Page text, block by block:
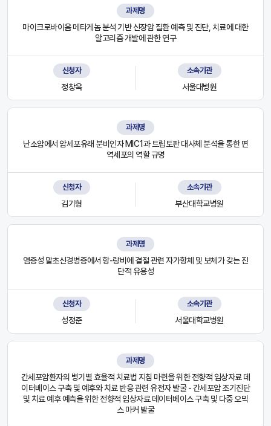
과제명
마이크로바이옴 메타게놈 분석 기반 신장암 질환 예측 및 진단, 치료에 대한
알고리즘 개발에 관한 연구
신청자
정창욱
소속기관
서울대병원
과제명
난소암에서 암세포유래 분비인자 MIC1과 트립토판 대사체 분석을 통한 면
역세포의 역할 규명
신청자
김기형
소속기관
부산대학교병원
과제명
염증성 말초신경병증에서 항-랑비에 결절 관련 자가항체 및 보체가 갖는 진
단적 유용성
신청자
성정준
소속기관
서울대학교병원
과제명
간세포암환자의 병기별 효율적 치료법 지침 마련을 위한 전향적 임상자료 데
이터베이스 구축 및 예후와 치료 반응 관련 유전자 발굴 - 간세포암 조기진단
및 치료 예후 예측을 위한 전향적 임상자료 데이터베이스 구축 및 다중 오믹
스 마커 발굴